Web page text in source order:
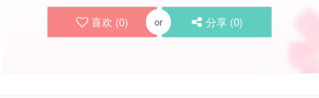
喜欢 (0) or 分享 (0)